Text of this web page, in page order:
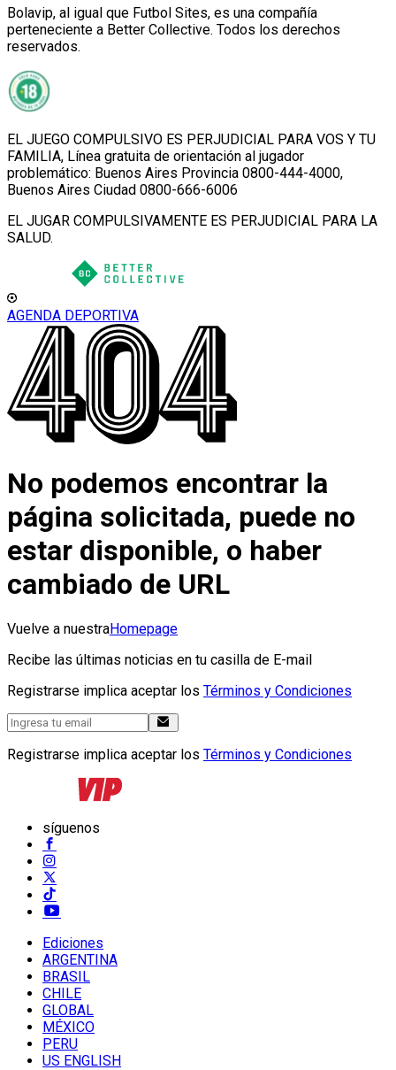
Bolavip, al igual que Futbol Sites, es una compañía
perteneciente a Better Collective. Todos los derechos
reservados.
EL JUEGO COMPULSIVO ES PERJUDICIAL PARA VOS Y TU
FAMILIA, Línea gratuita de orientación al jugador
problemático: Buenos Aires Provincia 0800-444-4000,
Buenos Aires Ciudad 0800-666-6006
EL JUGAR COMPULSIVAMENTE ES PERJUDICIAL PARA LA
SALUD.
AGENDA DEPORTIVA
No podemos encontrar la
página solicitada, puede no
estar disponible, o haber
cambiado de URL
Vuelve a nuestraHomepage
Recibe las últimas noticias en tu casilla de E-mail
Registrarse implica aceptar los Términos y Condiciones
Registrarse implica aceptar los Términos y Condiciones
síguenos
Ediciones
ARGENTINA
BRASIL
CHILE
GLOBAL
MÉXICO
PERU
US ENGLISH